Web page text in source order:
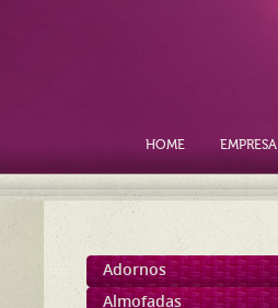
HOME EMPRESA
Adornos
Almofadas